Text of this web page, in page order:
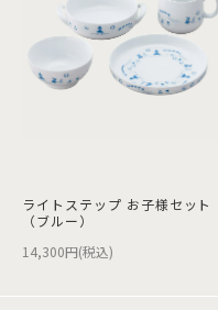
ライトステップ お子様セット
（ブルー）
14,300円(税込)